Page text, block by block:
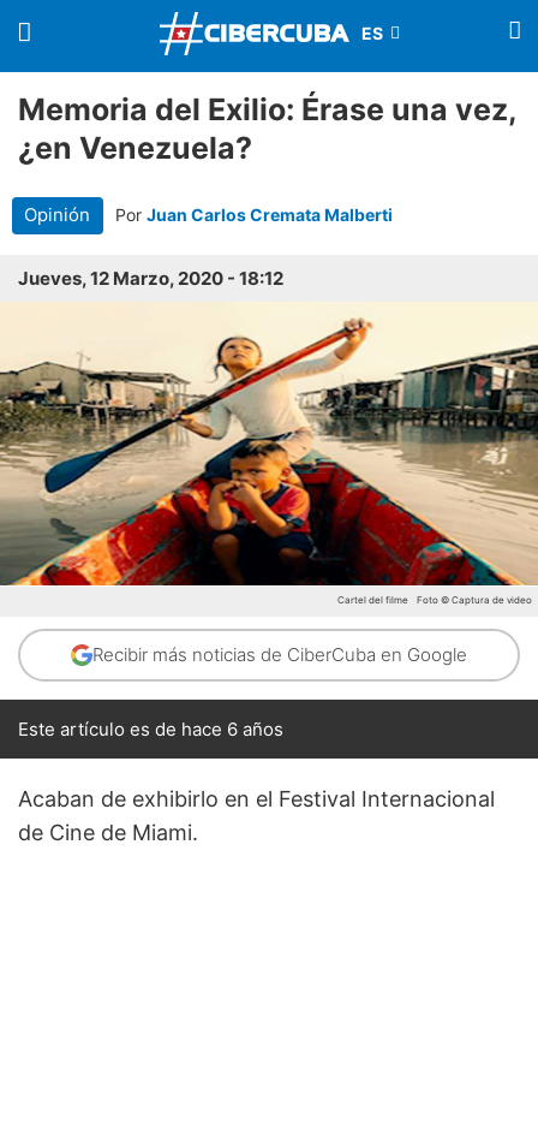
Memoria del Exilio: Érase una vez,
¿en Venezuela?
Opinión Por Juan Carlos Cremata Malberti
Jueves, 12 Marzo, 2020 - 18:12
Cartel del filme Foto © Captura de video
Recibir más noticias de CiberCuba en Google
Este artículo es de hace 6 años
Acaban de exhibirlo en el Festival Internacional
de Cine de Miami.